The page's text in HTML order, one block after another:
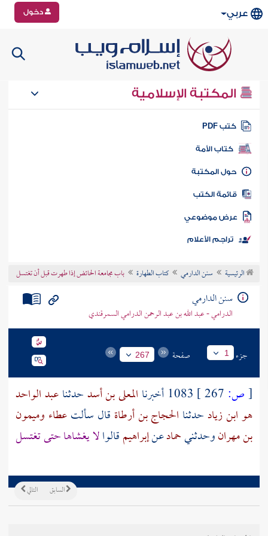
عربي دخول
المكتبة الإسلامية
كتب PDF
كتاب الأمة
المكتبة
الكتب
موضوعي
تراجم الأعلام
الرئيسية سنن الدارمي كتاب الطهارة باب مجامعة الحائض إذا طهرت قبل أن تغتسل
سنن الدارمي
الدرامي - عبد الله بن عبد الرحمن الدرامي السمرقندي
جزء 1 صفحة 267
[ص: 1083 أخبرنا المعلى بن أسدحدثناعبد الواحد
هو ابن زيادحدثنا الحجاج بن أرطاة قال سألتعطاء وميمون
بن مهرانوحدثنيحمادعنإبراهيمقالوالا يغشاها حتى تغتسل
التالي السابق